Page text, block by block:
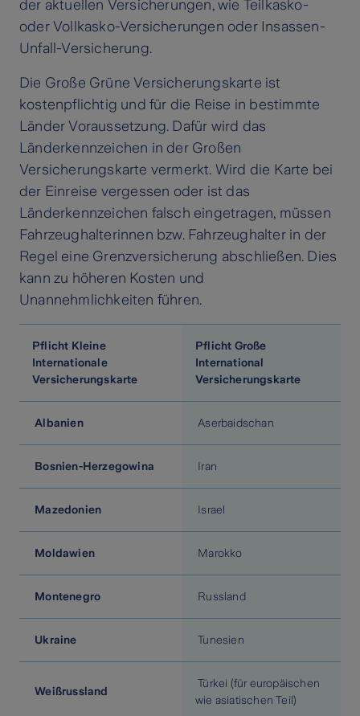
der aktuellen Versicherungen, wie Teilkasko-
oder Vollkasko-Versicherungen oder Insassen-
Unfall-Versicherung.
Die Große Grüne Versicherungskarte ist
kostenpflichtig und für die Reise in bestimmte
Länder Voraussetzung. Dafür wird das
Länderkennzeichen in der Großen
Versicherungskarte vermerkt. Wird die Karte bei
der Einreise vergessen oder ist das
Länderkennzeichen falsch eingetragen, müssen
Fahrzeughalterinnen bzw. Fahrzeughalter in der
Regel eine Grenzversicherung abschließen. Dies
kann zu höheren Kosten und
Unannehmlichkeiten führen.
Pflicht Kleine
Internationale
Versicherungskarte
Pflicht Große
International
Versicherungskarte
Albanien Aserbaidschan
Bosnien-Herzegowina Iran
Mazedonien Israel
Moldawien Marokko
Montenegro Russland
Ukraine Tunesien
Weißrussland
Türkei (für europäischen
wie asiatischen Teil)